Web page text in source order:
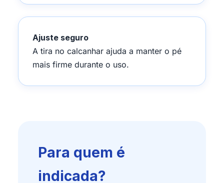
Ajuste seguro
A tira no calcanhar ajuda a manter o pé
mais firme durante o uso.
Para quem é
indicada?